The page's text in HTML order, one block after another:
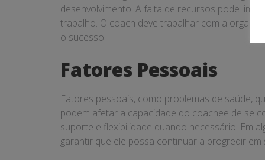
desenvolvimento. A falta de recursos pode
trabalho. O coach deve trabalhar com a
o sucesso.
Fatores Pessoais
Fatores pessoais, como problemas de saúde,
podem afetar a capacidade do coachee de se
suporte e flexibilidade quando necessário. Em
garantir que ele possa continuar a progredir em